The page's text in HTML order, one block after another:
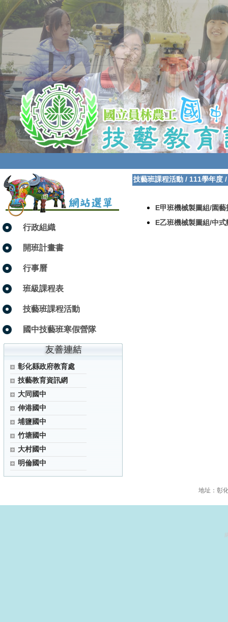
行政組織
開班計畫書
行事曆
班級課程表
技藝班課程活動
國中技藝班寒假營隊
彰化縣政府教育處
技藝教育資訊網
大同國中
伸港國中
埔鹽國中
竹塘國中
大村國中
明倫國中
技藝班課程活動 / 111學年度
E甲班機械製圖組/園藝
E乙班機械製圖組/中式
地址：彰